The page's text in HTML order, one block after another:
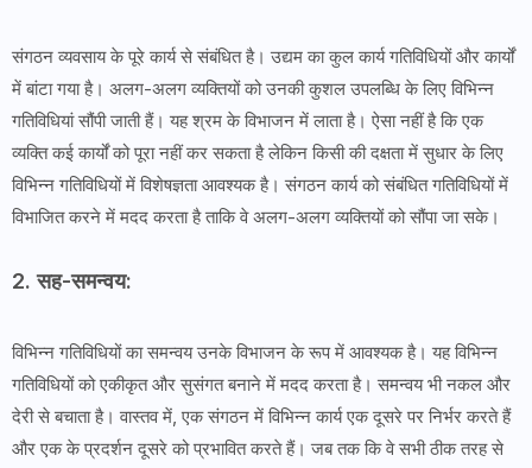
संगठन व्यवसाय के पूरे कार्य से संबंधित है। उद्यम का कुल कार्य गतिविधियों और कार्यों
में बांटा गया है। अलग-अलग व्यक्तियों को उनकी कुशल उपलब्धि के लिए विभिन्न
गतिविधियां सौंपी जाती हैं। यह श्रम के विभाजन में लाता है। ऐसा नहीं है कि एक
व्यक्ति कई कार्यों को पूरा नहीं कर सकता है लेकिन किसी की दक्षता में सुधार के लिए
विभिन्न गतिविधियों में विशेषज्ञता आवश्यक है। संगठन कार्य को संबंधित गतिविधियों में
विभाजित करने में मदद करता है ताकि वे अलग-अलग व्यक्तियों को सौंपा जा सके।
2. सह-समन्वय:
विभिन्न गतिविधियों का समन्वय उनके विभाजन के रूप में आवश्यक है। यह विभिन्न
गतिविधियों को एकीकृत और सुसंगत बनाने में मदद करता है। समन्वय भी नकल और
देरी से बचाता है। वास्तव में, एक संगठन में विभिन्न कार्य एक दूसरे पर निर्भर करते हैं
और एक के प्रदर्शन दूसरे को प्रभावित करते हैं। जब तक कि वे सभी ठीक तरह से